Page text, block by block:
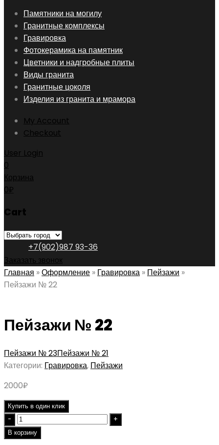
Skip
content
Памятники на могилу
Гранитные комплексы
Гравировка
Фотокерамика на памятник
Цветники и надгробные плиты
Виды гранита
Гранитные цоколя
Изделия из гранита и мрамора
My Account
Checkout
User Login
0
Корзина
0₽
Cart
+7(902)987 93-36
Заказать звонок
Главная »Оформление » Гравировка » Пейзажи »
Пейзажи № 22
Пейзажи № 22
Пейзажи № 23Пейзажи № 21
Категории: Гравировка, Пейзажи
2000₽
Купить в один клик
Quantity
В корзину